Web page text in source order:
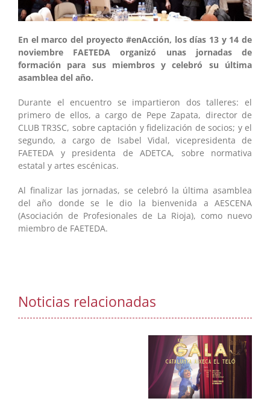
En el marco del proyecto #enAcción, los días 13 y 14 de
noviembre FAETEDA organizó unas jornadas de
formación para sus miembros y celebró su última
asamblea del año.
Durante el encuentro se impartieron dos talleres: el
primero de ellos, a cargo de Pepe Zapata, director de
CLUB TR3SC, sobre captación y fidelización de socios; y el
segundo, a cargo de Isabel Vidal, vicepresidenta de
FAETEDA y presidenta de ADETCA, sobre normativa
estatal y artes escénicas.
Al finalizar las jornadas, se celebró la última asamblea
del año donde se le dio la bienvenida a AESCENA
(Asociación de Profesionales de La Rioja), como nuevo
miembro de FAETEDA.
Noticias relacionadas